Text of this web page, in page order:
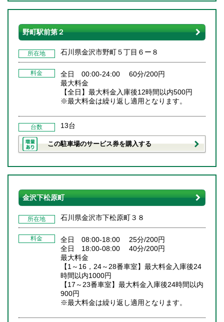
野町駅前第２
所在地 石川県金沢市野町５丁目６ー８
料金
全日 00:00-24:00 60分/200円
最大料金
【全日】最大料金入庫後12時間以内500円
※最大料金は繰り返し適用となります。
台数 13台
この駐車場のサービス券を購入する
金沢下松原町
所在地 石川県金沢市下松原町３８
料金
全日 08:00-18:00 25分/200円
全日 18:00-08:00 40分/200円
最大料金
【1～16，24～28番車室】最大料金入庫後24
時間以内1000円
【17～23番車室】最大料金入庫後24時間以内
900円
※最大料金は繰り返し適用となります。